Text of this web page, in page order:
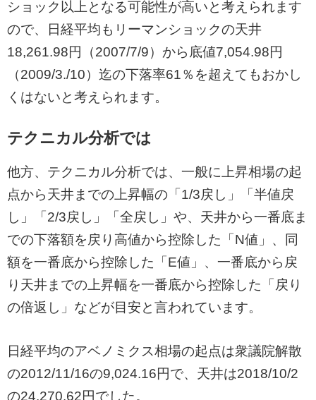
ショック以上となる可能性が高いと考えられます
ので、日経平均もリーマンショックの天井
18,261.98円（2007/7/9）から底値7,054.98円
（2009/3./10）迄の下落率61％を超えてもおかし
くはないと考えられます。
テクニカル分析では
他方、テクニカル分析では、一般に上昇相場の起
点から天井までの上昇幅の「1/3戻し」「半値戻
し」「2/3戻し」「全戻し」や、天井から一番底ま
での下落額を戻り高値から控除した「N値」、同
額を一番底から控除した「E値」、一番底から戻
り天井までの上昇幅を一番底から控除した「戻り
の倍返し」などが目安と言われています。
日経平均のアベノミクス相場の起点は衆議院解散
の2012/11/16の9,024.16円で、天井は2018/10/2
の24,270.62円でした。